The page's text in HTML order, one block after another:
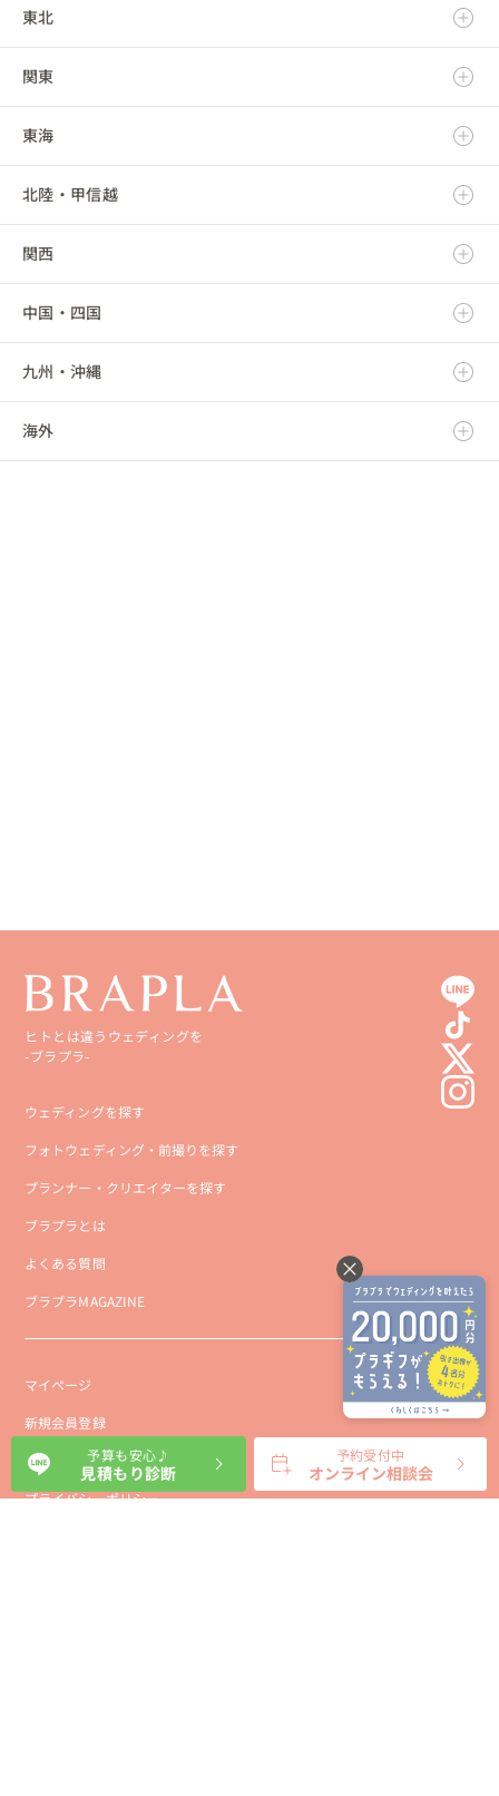
北海道
東北
青森県
岩手県
宮城県
秋田県
山形県
福島県
関東
茨城県
栃木県
群馬県
埼玉県
千葉県
東京都
東海
岐阜県
静岡県
愛知県
三重県
北陸・甲信越
新潟県
富山県
石川県
福井県
関西
滋賀県
京都府
大阪府
中国・四国
鳥取県
島根県
九州・沖縄
福岡県
海外
ヒトとは違うウェディングを
-ブラプラ-
ウェディングを探す
フォトウェディング・前撮りを探す
プランナー・クリエイターを探す
ブラプラとは
よくある質問
ブラプラMAGAZINE
マイページ
新規会員登録
会社概要
プライバシーポリシー
予算も安心♪
見積もり診断
予約受付中
オンライン相談会